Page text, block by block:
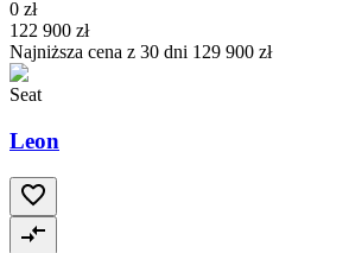
0 zł
122 900 zł
Najniższa cena z 30 dni 129 900 zł
Seat
Leon